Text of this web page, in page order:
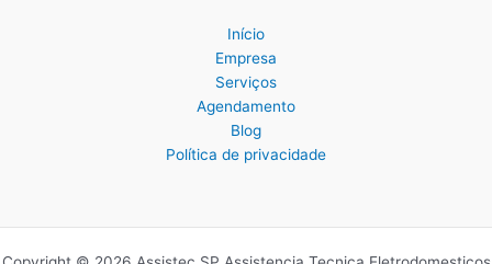
Início
Empresa
Serviços
Agendamento
Blog
Política de privacidade